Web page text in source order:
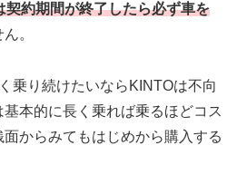
契約期間が終了したら必ず車を
。
乗り続けたいならKINTOは不向
本的に長く乗れば乗るほどコス
からみてもはじめから購入する